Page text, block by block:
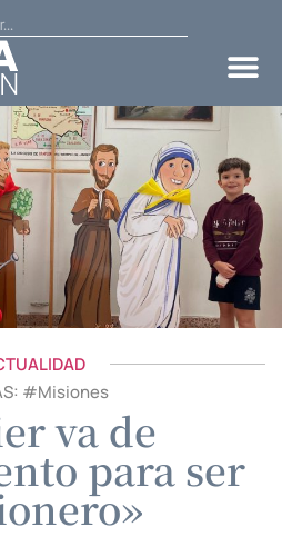
#Misiones
va de
para ser